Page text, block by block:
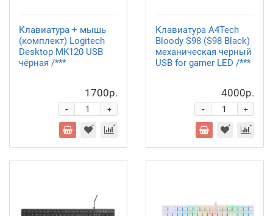
Клавиатура + мышь
(комплект) Logitech
Desktop MK120 USB
чёрная /***
1700р.
+
-
Клавиатура A4Tech
Bloody S98 (S98 Black)
механическая черный
USB for gamer LED /***
4000р.
+
-